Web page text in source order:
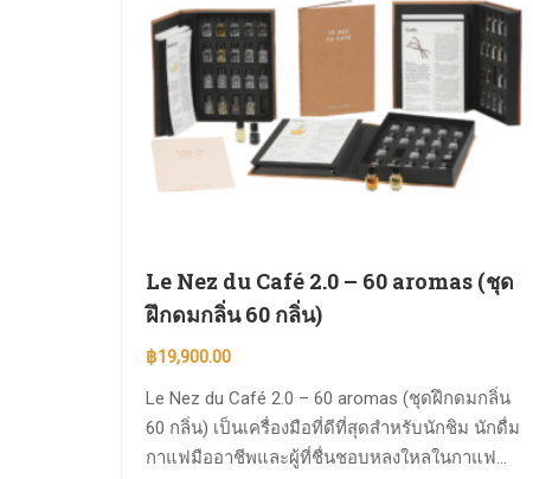
Le Nez du Café 2.0 – 60 aromas (ชุด
ฝึกดมกลิ่น 60 กลิ่น)
฿19,900.00
Le Nez du Café 2.0 – 60 aromas (ชุดฝึกดมกลิ่น
60 กลิ่น) เป็นเครื่องมือที่ดีที่สุดสำหรับนักชิม นักดื่ม
กาแฟมืออาชีพและผู้ที่ชื่นชอบหลงใหลในกาแฟ